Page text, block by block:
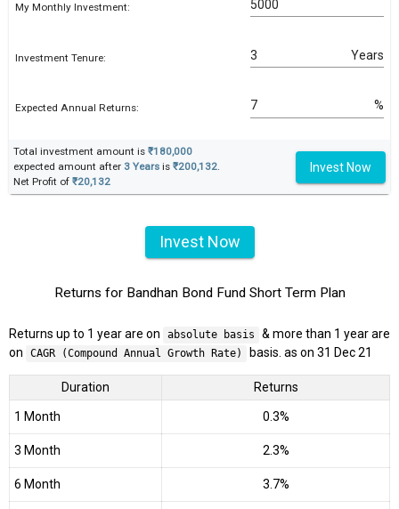
My Monthly Investment:
Investment Tenure: Years
Expected Annual Returns: %
Total investment amount is ₹180,000
expected amount after 3 Years is ₹200,132.
Net Profit of ₹20,132
Invest Now
Invest Now
Returns for Bandhan Bond Fund Short Term Plan
Returns up to 1 year are on absolute basis
& more than 1 year are
on
CAGR (Compound Annual Growth Rate) basis. as on 31 Dec 21
Duration Returns
1 Month 0.3%
3 Month 2.3%
6 Month 3.7%